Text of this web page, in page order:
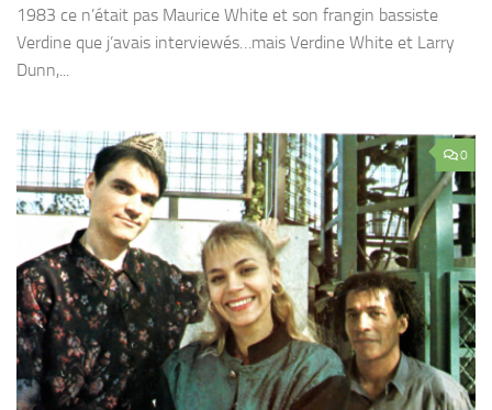
1983 ce n’était pas Maurice White et son frangin bassiste
Verdine que j’avais interviewés…mais Verdine White et Larry
Dunn,...
0